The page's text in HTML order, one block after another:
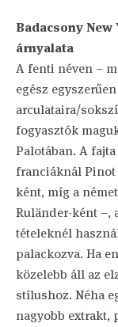
Badacsony New
árnyalata
A fenti néven –
egész
arculataira/
fogyasztók
Palotában. A
franciáknál Pinot
ként, míg a
Ruländer-ként –,
tételeknél
palackozva. Ha
közelebb áll az
stílushoz. Néha
nagyobb extrakt,